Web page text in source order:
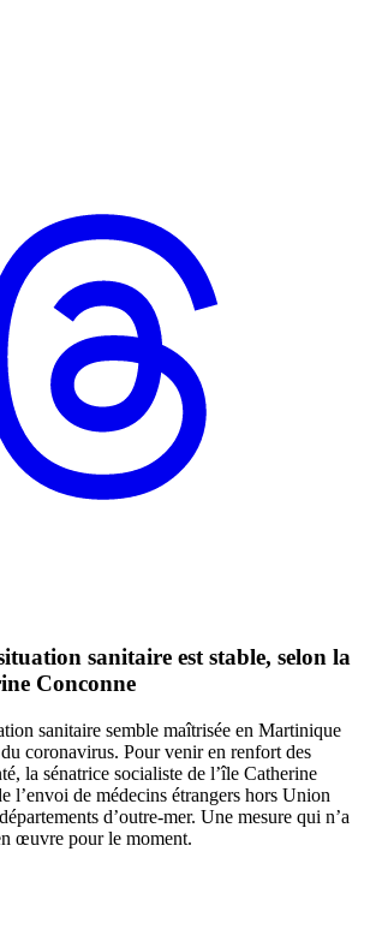
sanitaire est stable, selon la
Conconne
sanitaire semble maîtrisée en Martinique
coronavirus. Pour venir en renfort des
la sénatrice socialiste de l’île Catherine
l’envoi de médecins étrangers hors Union
d’outre-mer. Une mesure qui n’a
œuvre pour le moment.